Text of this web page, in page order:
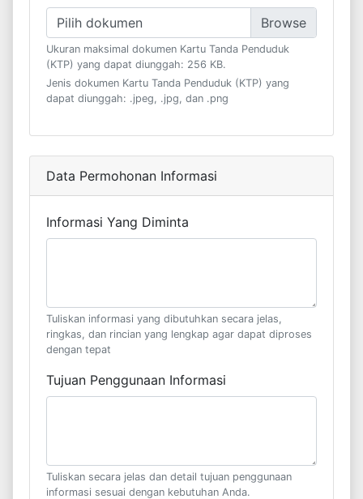
Pilih dokumen
Ukuran maksimal dokumen Kartu Tanda Penduduk
(KTP) yang dapat diunggah: 256 KB.
Jenis dokumen Kartu Tanda Penduduk (KTP) yang
dapat diunggah: .jpeg, .jpg, dan .png
Data Permohonan Informasi
Informasi Yang Diminta
Tuliskan informasi yang dibutuhkan secara jelas,
ringkas, dan rincian yang lengkap agar dapat diproses
dengan tepat
Tujuan Penggunaan Informasi
Tuliskan secara jelas dan detail tujuan penggunaan
informasi sesuai dengan kebutuhan Anda.